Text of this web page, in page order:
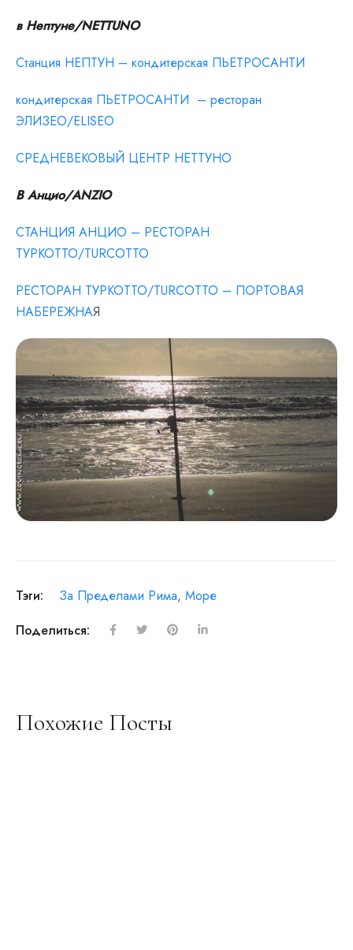
в Нептуне/NETTUNO
Станция НЕПТУН – кондитерская ПЬЕТРОСАНТИ
кондитерская ПЬЕТРОСАНТИ – ресторан
ЭЛИЗЕО/ELISEO
СРЕДНЕВЕКОВЫЙ ЦЕНТР НЕТТУНО
В Анцио/ANZIO
СТАНЦИЯ АНЦИО – РЕСТОРАН
ТУРКОТТО/TURCOTTO
РЕСТОРАН ТУРКОТТО/TURCOTTO – ПОРТОВАЯ
НАБЕРЕЖНАЯ
Тэги: За Пределами Рима, Море
Поделиться:
Похожие Посты